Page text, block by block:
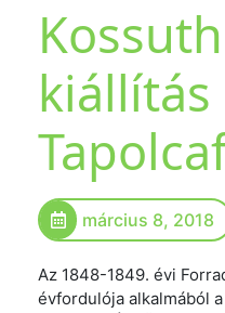
kiállítás
március 8, 2018
Az 1848-1849. évi
évfordulója alkalmából a